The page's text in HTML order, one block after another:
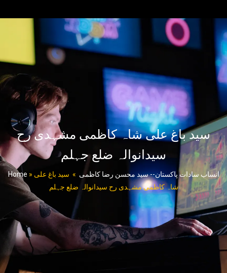
سید باغ علی شاہ کاظمی مشہدی رح
سیدانوالہ ضلع جہلم
Home » انساب سادات پاکستان-- سید محسن رضا کاظمی » سید باغ علی
شاہ کاظمی مشہدی رح سیدانوالہ ضلع جہلم